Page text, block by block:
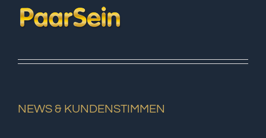
NEWS & KUNDENSTIMMEN